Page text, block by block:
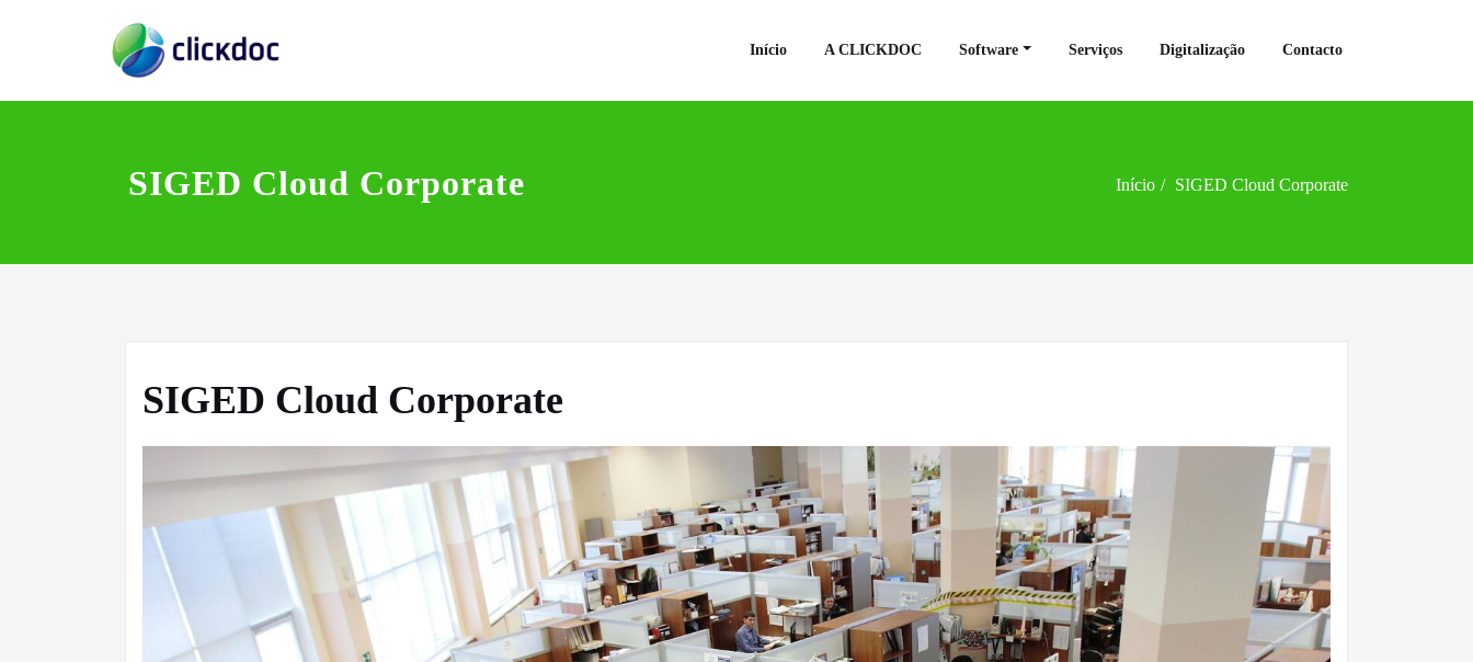
Início A CLICKDOC Software Serviços Digitalização Contacto
SIGED Cloud Corporate Início SIGED Cloud Corporate
SIGED Cloud Corporate